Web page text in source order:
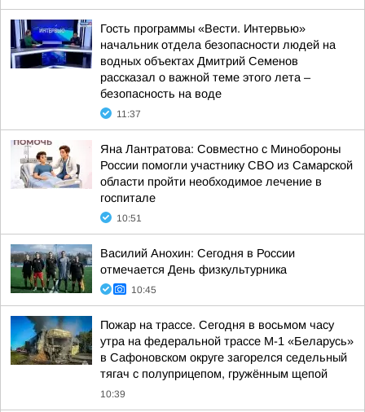
Гость программы «Вести. Интервью»
начальник отдела безопасности людей на
водных объектах Дмитрий Семенов
рассказал о важной теме этого лета –
безопасность на воде
11:37
Яна Лантратова: Совместно с Минобороны
России помогли участнику СВО из Самарской
области пройти необходимое лечение в
госпитале
10:51
Василий Анохин: Сегодня в России
отмечается День физкультурника
10:45
Пожар на трассе. Сегодня в восьмом часу
утра на федеральной трассе М-1 «Беларусь»
в Сафоновском округе загорелся седельный
тягач с полуприцепом, гружённым щепой
10:39